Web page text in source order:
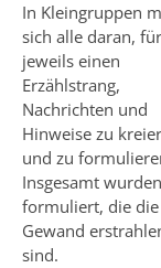
In Kleingruppen
sich alle daran, für
jeweils einen
Erzählstrang,
Nachrichten und
Hinweise zu
und zu
Insgesamt
formuliert, die
Gewand
sind.